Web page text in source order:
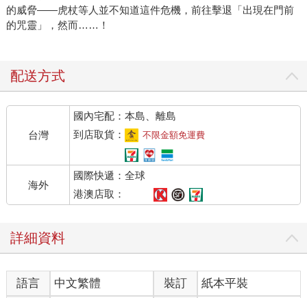
的威脅——虎杖等人並不知道這件危機，前往擊退「出現在門前
的咒靈」，然而……！
配送方式
台灣
國內宅配：本島、離島
到店取貨：
不限金額免運費
海外
國際快遞：全球
港澳店取：
詳細資料
語言 中文繁體 裝訂
紙本平裝